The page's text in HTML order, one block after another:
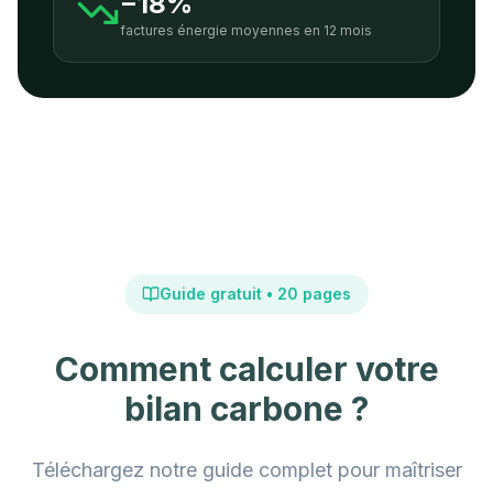
factures énergie moyennes en 12 mois
Guide gratuit • 20 pages
Comment calculer votre
bilan carbone ?
Téléchargez notre guide complet pour maîtriser